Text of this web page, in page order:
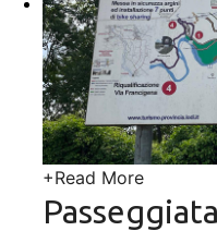
+Read More